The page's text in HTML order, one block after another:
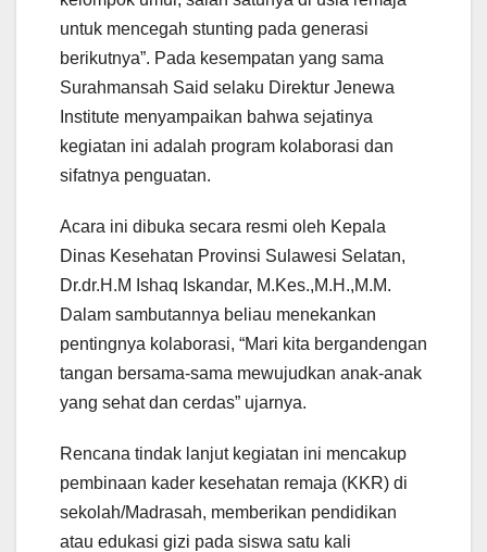
untuk mencegah stunting pada generasi
berikutnya”. Pada kesempatan yang sama
Surahmansah Said selaku Direktur Jenewa
Institute menyampaikan bahwa sejatinya
kegiatan ini adalah program kolaborasi dan
sifatnya penguatan.
Acara ini dibuka secara resmi oleh Kepala
Dinas Kesehatan Provinsi Sulawesi Selatan,
Dr.dr.H.M Ishaq Iskandar, M.Kes.,M.H.,M.M.
Dalam sambutannya beliau menekankan
pentingnya kolaborasi, “Mari kita bergandengan
tangan bersama-sama mewujudkan anak-anak
yang sehat dan cerdas” ujarnya.
Rencana tindak lanjut kegiatan ini mencakup
pembinaan kader kesehatan remaja (KKR) di
sekolah/Madrasah, memberikan pendidikan
atau edukasi gizi pada siswa satu kali